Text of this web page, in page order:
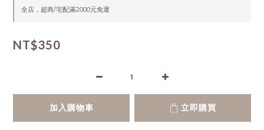
全店，超商/宅配滿2000元免運
NT$350
加入購物車 立即購買